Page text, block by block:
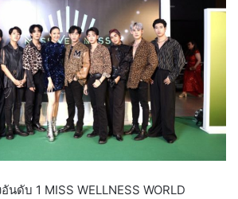
นดับ 1 MISS WELLNESS WORLD